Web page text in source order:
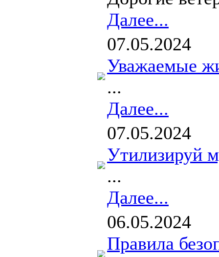
Далее...
07.05.2024
Уважаемые
...
Далее...
07.05.2024
Утилизируй
...
Далее...
06.05.2024
Правила